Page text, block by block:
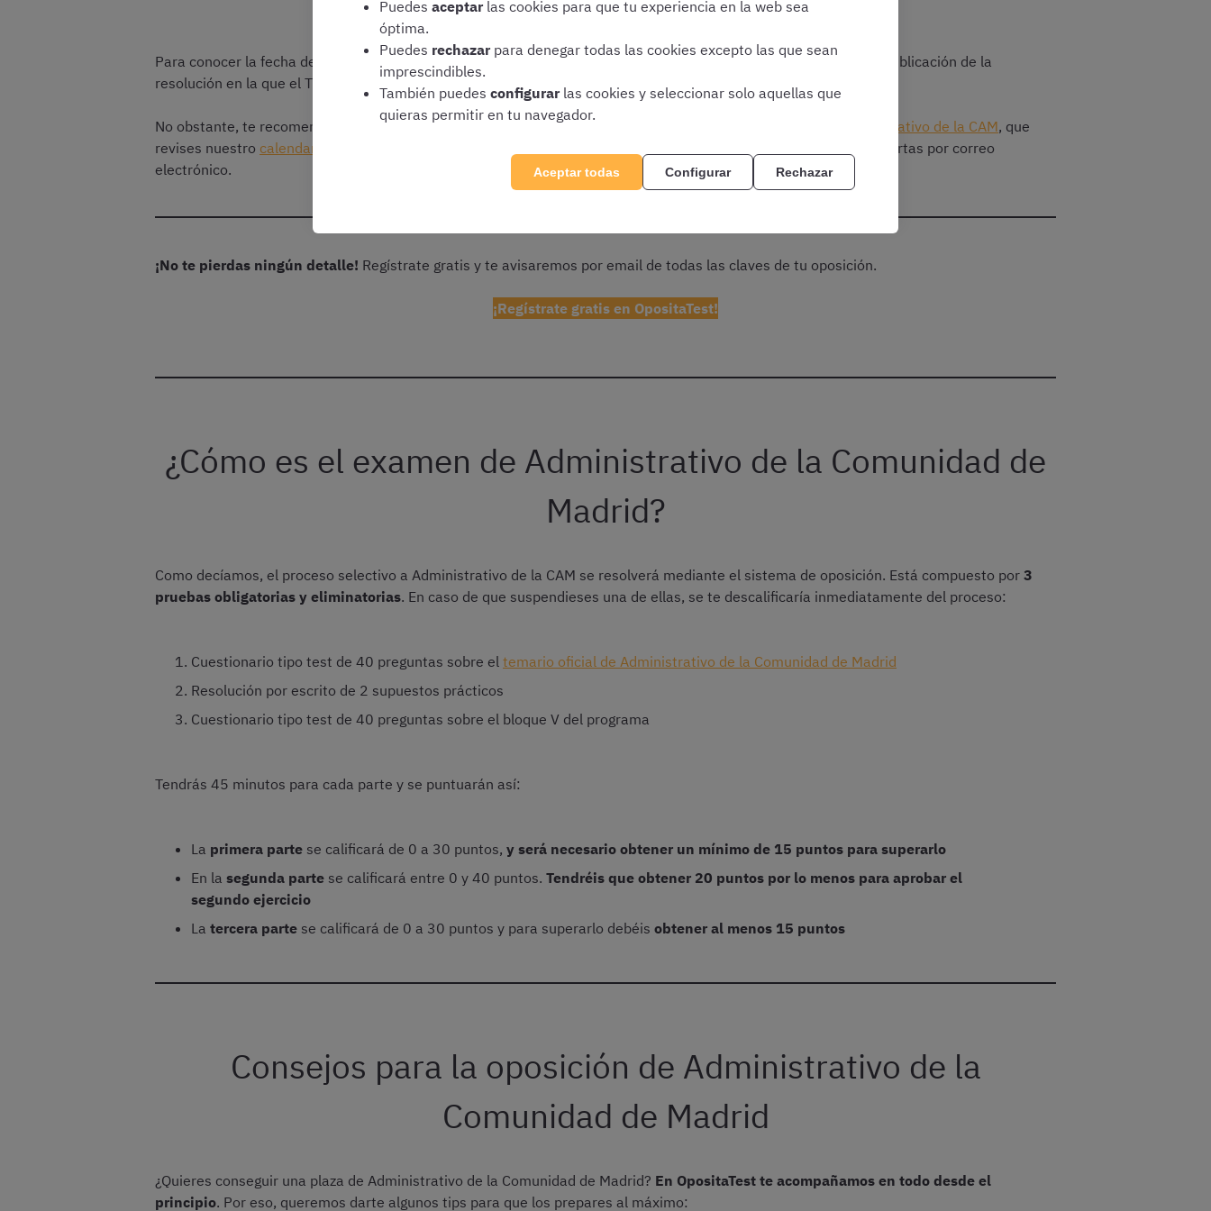
Para conocer la fecha del examen del Cuerpo Administrativo de la Comunidad de Madrid habrá que consultar la publicación de la
resolución en la que el Tribunal Calificador acuerde la celebración del ejercicio.
No obstante, te recomendamos, para estar al día de, entre otras cosas, la lista de personas admitidas a Administrativo de la CAM, que
revises nuestro calendario de oposiciones de comunidades autónomas
, que dispone de un sistema gratuito de alertas por correo
electrónico.
¡No te pierdas ningún detalle! Regístrate gratis y te avisaremos por email de todas las claves de tu oposición.
¡Regístrate gratis en OpositaTest!
¿Cómo es el examen de Administrativo de la Comunidad de
Madrid?
Como decíamos, el proceso selectivo a Administrativo de la CAM se resolverá mediante el sistema de oposición. Está compuesto por 3
pruebas obligatorias y eliminatorias. En caso de que suspendieses una de ellas, se te descalificaría inmediatamente del proceso:
Cuestionario tipo test de 40 preguntas sobre el temario oficial de Administrativo de la Comunidad de Madrid
Resolución por escrito de 2 supuestos prácticos
Cuestionario tipo test de 40 preguntas sobre el bloque V del programa
Tendrás 45 minutos para cada parte y se puntuarán así:
La primera parte se calificará de 0 a 30 puntos, y será necesario obtener un mínimo de 15 puntos para superarlo
En la segunda parte se calificará entre 0 y 40 puntos. Tendréis que obtener 20 puntos por lo menos para aprobar el
segundo ejercicio
La tercera parte se calificará de 0 a 30 puntos y para superarlo debéis obtener al menos 15 puntos
Consejos para la oposición de Administrativo de la
Comunidad de Madrid
¿Quieres conseguir una plaza de Administrativo de la Comunidad de Madrid? En OpositaTest te acompañamos en todo desde el
principio. Por eso, queremos darte algunos tips para que los prepares al máximo:
Puedes aceptar las cookies para que tu experiencia en la web sea
óptima.
Puedes rechazar para denegar todas las cookies excepto las que sean
imprescindibles.
También puedes configurar las cookies y seleccionar solo aquellas que
quieras permitir en tu navegador.
Aceptar todas Configurar Rechazar